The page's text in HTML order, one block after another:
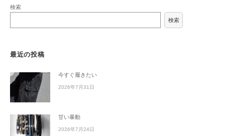
検索
検索
最近の投稿
今すぐ履きたい
2026年7月31日
甘い暴動
2026年7月24日